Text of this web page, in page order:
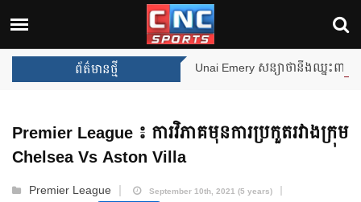
ព័ត៌មានថ្មី
Unai Emery សន្យាថានឹងឈ្នះពានរង្វាន់បន្ថែមទៀត បន្ទាប់ពី
Premier League ៖ ការវិភាគមុនការប្រកួតរវាងក្រុម
Chelsea Vs Aston Villa
Premier League
September 10th, 2021 (5 years)